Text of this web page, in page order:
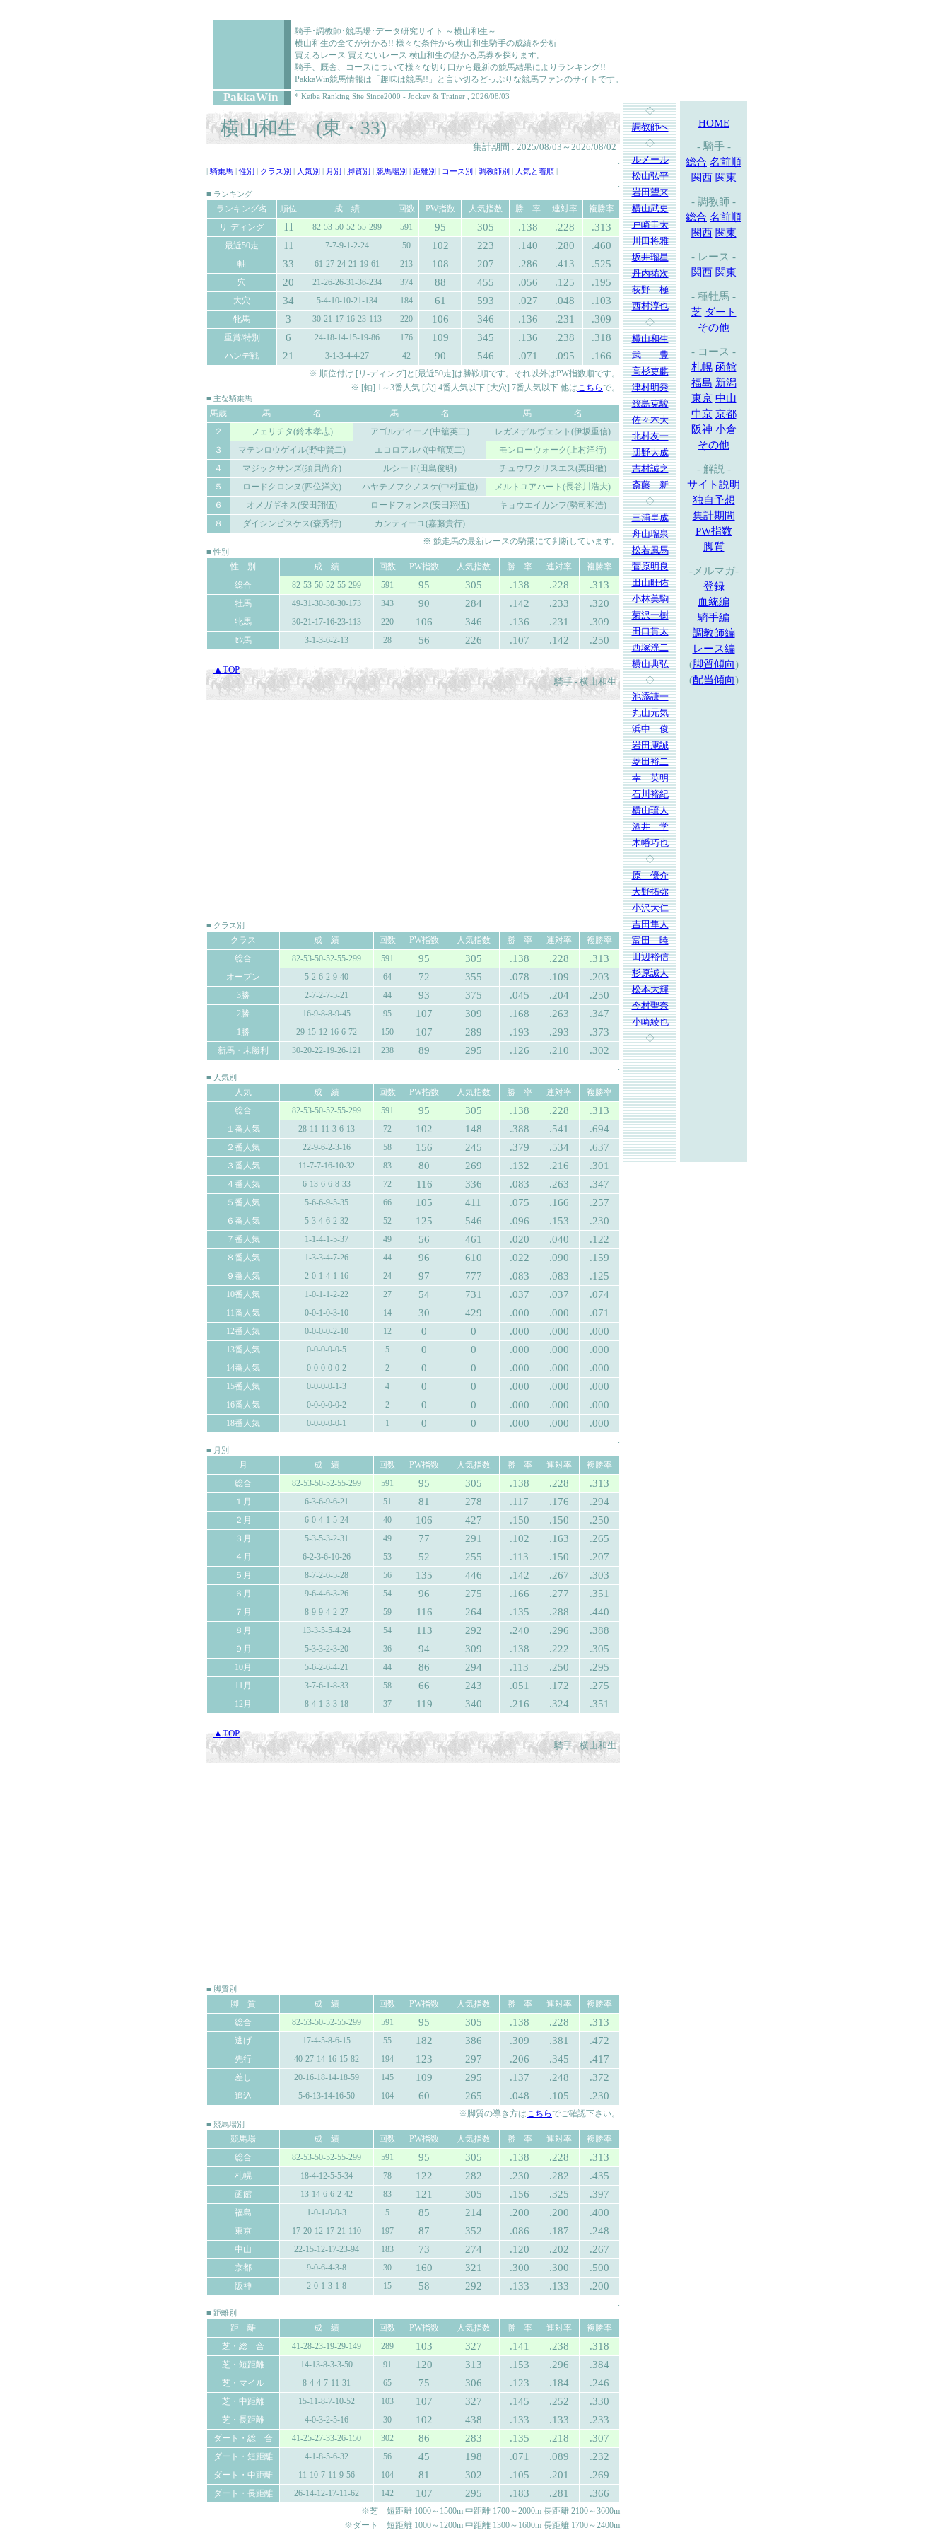
騎手･調教師･競馬場･データ研究サイト ～横山和生～
横山和生の全てが分かる!! 様々な条件から横山和生騎手の成績を分析
買えるレース 買えないレース 横山和生の儲かる馬券を探ります。
騎手、厩舎、コースについて様々な切り口から最新の競馬結果によりランキング!!
PakkaWin競馬情報は「趣味は競馬!!」と言い切るどっぷりな競馬ファンのサイトです。
PakkaWin * Keiba Ranking Site Since2000 - Jockey & Trainer , 2026/08/03
横山和生 (東・33)
集計期間 : 2025/08/03～2026/08/02
.
騎乗馬 |性別 クラス別 人気別 月別 脚質別 競馬場別 距離別 コース別 調教師別 人気と着順
.
■ ランキング
ランキング名 順位 成 績 回数 PW指数 人気指数 勝 率 連対率
複勝率
リ-ディング
11 82-53-50-52-55-299 591 95 305 .138 .228 .313
最近50走 11 7-7-9-1-2-24 50 102 223 .140 .280 .460
軸 33 61-27-24-21-19-61 213 108 207 .286 .413 .525
穴 20 21-26-26-31-36-234 374 88 455 .056 .125 .195
大穴 34 5-4-10-10-21-134 184 61 593 .027 .048 .103
牝馬 3 30-21-17-16-23-113 220 106 346 .136 .231 .309
重賞/特別 6 24-18-14-15-19-86 176 109 345 .136 .238 .318
ハンデ戦 21 3-1-3-4-4-27 42 90 546 .071 .095 .166
※ 順位付け [リ-ディング]と[最近50走]は勝鞍順です。それ以外はPW指数順です。
※ [軸] 1～3番人気 [穴] 4番人気以下 [大穴] 7番人気以下 他はこちらで。
■ 主な騎乗馬
馬歳 馬 名 馬 名
馬 名
２
フェリチタ(鈴木孝志) アゴルディーノ(中舘英二)
レガメデルヴェント(伊坂重信)
３
マテンロウゲイル(野中賢二) エコロアルバ(中舘英二)
モンローウォーク(上村洋行)
４
マジックサンズ(須貝尚介) ルシード(田島俊明)
チュウワクリスエス(栗田徹)
５
ロードクロンヌ(四位洋文) ハヤテノフクノスケ(中村直也)
メルトユアハート(長谷川浩大)
６
オメガギネス(安田翔伍) ロードフォンス(安田翔伍)
キョウエイカンフ(勢司和浩)
８
ダイシンピスケス(森秀行)
カンティーユ(嘉藤貴行)
※ 競走馬の最新レースの騎乗にて判断しています。
■ 性別
性 別 成 績 回数 PW指数 人気指数 勝 率 連対率
複勝率
総合
82-53-50-52-55-299 591 95 305 .138 .228 .313
牡馬 49-31-30-30-30-173 343 90 284 .142 .233 .320
牝馬 30-21-17-16-23-113 220 106 346 .136 .231 .309
ｾﾝ馬 3-1-3-6-2-13 28 56 226 .107 .142 .250
▲TOP
騎手 - 横山和生
■ クラス別
クラス 成 績 回数 PW指数 人気指数 勝 率 連対率
複勝率
総合
82-53-50-52-55-299 591 95 305 .138 .228 .313
オープン 5-2-6-2-9-40 64 72 355 .078 .109 .203
3勝 2-7-2-7-5-21 44 93 375 .045 .204 .250
2勝 16-9-8-8-9-45 95 107 309 .168 .263 .347
1勝 29-15-12-16-6-72 150 107 289 .193 .293 .373
新馬・未勝利 30-20-22-19-26-121 238 89 295 .126 .210 .302
.
■ 人気別
人気 成 績 回数 PW指数 人気指数 勝 率 連対率
複勝率
総合
82-53-50-52-55-299 591 95 305 .138 .228 .313
１番人気 28-11-11-3-6-13 72 102 148 .388 .541 .694
２番人気 22-9-6-2-3-16 58 156 245 .379 .534 .637
３番人気 11-7-7-16-10-32 83 80 269 .132 .216 .301
４番人気 6-13-6-6-8-33 72 116 336 .083 .263 .347
５番人気 5-6-6-9-5-35 66 105 411 .075 .166 .257
６番人気 5-3-4-6-2-32 52 125 546 .096 .153 .230
７番人気 1-1-4-1-5-37 49 56 461 .020 .040 .122
８番人気 1-3-3-4-7-26 44 96 610 .022 .090 .159
９番人気 2-0-1-4-1-16 24 97 777 .083 .083 .125
10番人気 1-0-1-1-2-22 27 54 731 .037 .037 .074
11番人気 0-0-1-0-3-10 14 30 429 .000 .000 .071
12番人気 0-0-0-0-2-10 12 0 0 .000 .000 .000
13番人気 0-0-0-0-0-5 5 0 0 .000 .000 .000
14番人気 0-0-0-0-0-2 2 0 0 .000 .000 .000
15番人気 0-0-0-0-1-3 4 0 0 .000 .000 .000
16番人気 0-0-0-0-0-2 2 0 0 .000 .000 .000
18番人気 0-0-0-0-0-1 1 0 0 .000 .000 .000
.
■ 月別
月 成 績 回数 PW指数 人気指数 勝 率 連対率
複勝率
総合
82-53-50-52-55-299 591 95 305 .138 .228 .313
１月 6-3-6-9-6-21 51 81 278 .117 .176 .294
２月 6-0-4-1-5-24 40 106 427 .150 .150 .250
３月 5-3-5-3-2-31 49 77 291 .102 .163 .265
４月 6-2-3-6-10-26 53 52 255 .113 .150 .207
５月 8-7-2-6-5-28 56 135 446 .142 .267 .303
６月 9-6-4-6-3-26 54 96 275 .166 .277 .351
７月 8-9-9-4-2-27 59 116 264 .135 .288 .440
８月 13-3-5-5-4-24 54 113 292 .240 .296 .388
９月 5-3-3-2-3-20 36 94 309 .138 .222 .305
10月 5-6-2-6-4-21 44 86 294 .113 .250 .295
11月 3-7-6-1-8-33 58 66 243 .051 .172 .275
12月 8-4-1-3-3-18 37 119 340 .216 .324 .351
▲TOP
騎手 - 横山和生
■ 脚質別
脚 質 成 績 回数 PW指数 人気指数 勝 率 連対率
複勝率
総合
82-53-50-52-55-299 591 95 305 .138 .228 .313
逃げ 17-4-5-8-6-15 55 182 386 .309 .381 .472
先行 40-27-14-16-15-82 194 123 297 .206 .345 .417
差し 20-16-18-14-18-59 145 109 295 .137 .248 .372
追込 5-6-13-14-16-50 104 60 265 .048 .105 .230
※脚質の導き方はこちらでご確認下さい。
■ 競馬場別
競馬場 成 績 回数 PW指数 人気指数 勝 率 連対率
複勝率
総合
82-53-50-52-55-299 591 95 305 .138 .228 .313
札幌 18-4-12-5-5-34 78 122 282 .230 .282 .435
函館 13-14-6-6-2-42 83 121 305 .156 .325 .397
福島 1-0-1-0-0-3 5 85 214 .200 .200 .400
東京 17-20-12-17-21-110 197 87 352 .086 .187 .248
中山 22-15-12-17-23-94 183 73 274 .120 .202 .267
京都 9-0-6-4-3-8 30 160 321 .300 .300 .500
阪神 2-0-1-3-1-8 15 58 292 .133 .133 .200
.
■ 距離別
距 離 成 績 回数 PW指数 人気指数 勝 率 連対率
複勝率
芝・総 合
41-28-23-19-29-149 289 103 327 .141 .238 .318
芝・短距離 14-13-8-3-3-50 91 120 313 .153 .296 .384
芝・マイル 8-4-4-7-11-31 65 75 306 .123 .184 .246
芝・中距離 15-11-8-7-10-52 103 107 327 .145 .252 .330
芝・長距離 4-0-3-2-5-16 30 102 438 .133 .133 .233
ダート・総 合 41-25-27-33-26-150 302 86 283 .135 .218 .307
ダート・短距離 4-1-8-5-6-32 56 45 198 .071 .089 .232
ダート・中距離 11-10-7-11-9-56 104 81 302 .105 .201 .269
ダート・長距離 26-14-12-17-11-62 142 107 295 .183 .281 .366
※芝 短距離 1000～1500m 中距離 1700～2000m 長距離 2100～3600m
※ダート 短距離 1000～1200m 中距離 1300～1600m 長距離 1700～2400m
◇
調教師へ
◇
ルメール
松山弘平
岩田望来
横山武史
戸崎圭太
川田将雅
坂井瑠星
丹内祐次
荻野 極
西村淳也
◇
横山和生
武 豊
高杉吏麒
津村明秀
鮫島克駿
佐々木大
北村友一
団野大成
吉村誠之
斎藤 新
◇
三浦皇成
舟山瑠泉
松若風馬
菅原明良
田山旺佑
小林美駒
菊沢一樹
田口貫太
西塚洸二
横山典弘
◇
池添謙一
丸山元気
浜中 俊
岩田康誠
菱田裕二
幸 英明
石川裕紀
横山琉人
酒井 学
木幡巧也
◇
原 優介
大野拓弥
小沢大仁
吉田隼人
富田 暁
田辺裕信
杉原誠人
松本大輝
今村聖奈
小崎綾也
◇
HOME
- 騎手 -
総合 名前順
関西 関東
- 調教師 -
総合 名前順
関西 関東
- レース -
関西 関東
- 種牡馬 -
芝 ダート
その他
- コース -
札幌 函館
福島 新潟
東京 中山
中京 京都
阪神 小倉
その他
- 解説 -
サイト説明
独自予想
集計期間
PW指数
脚質
-メルマガ-
登録
血統編
騎手編
調教師編
レース編
(脚質傾向)
(配当傾向)